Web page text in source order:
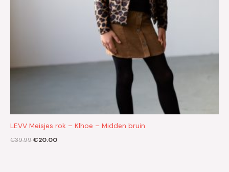
LEVV Meisjes rok – Klhoe – Midden bruin
€39.99€20.00